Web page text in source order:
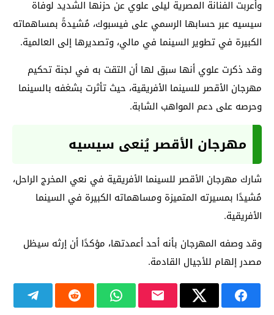
وأعربت الفنانة المصرية ليلى علوي عن حزنها الشديد لوفاة
سيسيه عبر حسابها الرسمي على فيسبوك، مُشيدةً بمساهماته
الكبيرة في تطوير السينما في مالي، وتصديرها إلى العالمية.
وقد ذكرت علوي أنها سبق لها أن التقت به في لجنة تحكيم
مهرجان الأقصر للسينما الأفريقية، حيث تأثرت بشغفه بالسينما
وحرصه على دعم المواهب الشابة.
مهرجان الأقصر يُنعى سيسيه
شارك مهرجان الأقصر للسينما الأفريقية في نعي المخرج الراحل،
مُشيدًا بمسيرته المتميزة ومساهماته الكبيرة في السينما
الأفريقية.
وقد وصفه المهرجان بأنه أحد أعمدتها، مؤكدًا أن إرثه سيظل
مصدر إلهام للأجيال القادمة.